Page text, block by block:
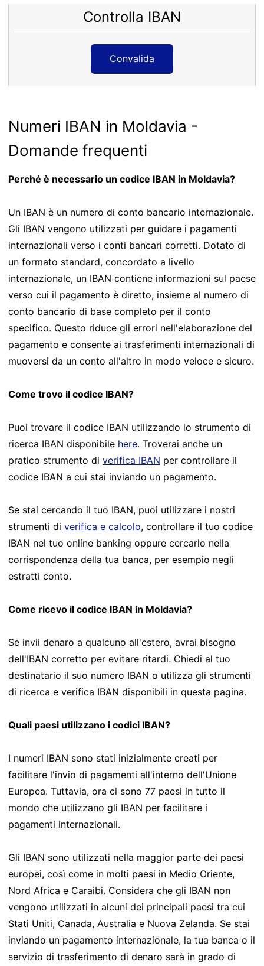
Controlla IBAN
Convalida
Numeri IBAN in Moldavia -
Domande frequenti
Perché è necessario un codice IBAN in Moldavia?
Un IBAN è un numero di conto bancario internazionale.
Gli IBAN vengono utilizzati per guidare i pagamenti
internazionali verso i conti bancari corretti. Dotato di
un formato standard, concordato a livello
internazionale, un IBAN contiene informazioni sul paese
verso cui il pagamento è diretto, insieme al numero di
conto bancario di base completo per il conto
specifico. Questo riduce gli errori nell'elaborazione del
pagamento e consente ai trasferimenti internazionali di
muoversi da un conto all'altro in modo veloce e sicuro.
Come trovo il codice IBAN?
Puoi trovare il codice IBAN utilizzando lo strumento di
ricerca IBAN disponibile here. Troverai anche un
pratico strumento di verifica IBAN per controllare il
codice IBAN a cui stai inviando un pagamento.
Se stai cercando il tuo IBAN, puoi utilizzare i nostri
strumenti di verifica e calcolo, controllare il tuo codice
IBAN nel tuo online banking oppure cercarlo nella
corrispondenza della tua banca, per esempio negli
estratti conto.
Come ricevo il codice IBAN in Moldavia?
Se invii denaro a qualcuno all'estero, avrai bisogno
dell'IBAN corretto per evitare ritardi. Chiedi al tuo
destinatario il suo numero IBAN o utilizza gli strumenti
di ricerca e verifica IBAN disponibili in questa pagina.
Quali paesi utilizzano i codici IBAN?
I numeri IBAN sono stati inizialmente creati per
facilitare l'invio di pagamenti all'interno dell'Unione
Europea. Tuttavia, ora ci sono 77 paesi in tutto il
mondo che utilizzano gli IBAN per facilitare i
pagamenti internazionali.
Gli IBAN sono utilizzati nella maggior parte dei paesi
europei, così come in molti paesi in Medio Oriente,
Nord Africa e Caraibi. Considera che gli IBAN non
vengono utilizzati in alcuni dei principali paesi tra cui
Stati Uniti, Canada, Australia e Nuova Zelanda. Se stai
inviando un pagamento internazionale, la tua banca o il
servizio di trasferimento di denaro sarà in grado di